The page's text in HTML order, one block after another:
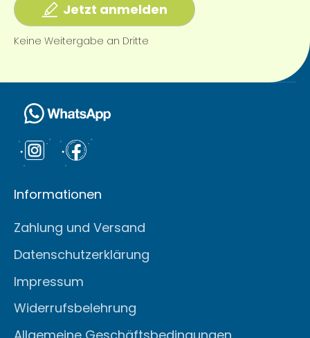
Jetzt anmelden
Keine Weitergabe an Dritte
Informationen
Zahlung und Versand
Datenschutzerklärung
Impressum
Widerrufsbelehrung